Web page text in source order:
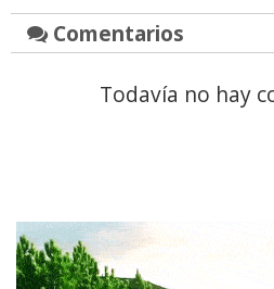
Comentarios
Todavía no hay